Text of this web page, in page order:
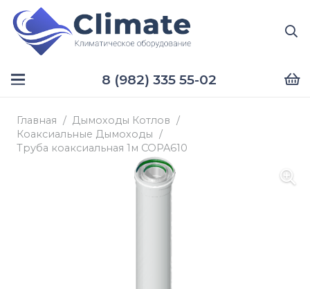
8 (982) 335 55-02
Главная / Дымоходы Котлов /
Коаксиальные Дымоходы /
Труба коаксиальная 1м COPA610